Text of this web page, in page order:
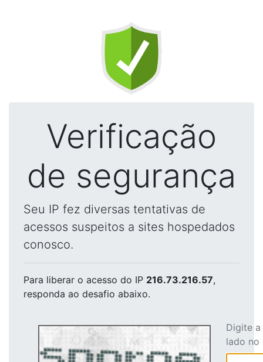
Verificação
de segurança
Seu IP fez diversas tentativas de
acessos suspeitos a sites hospedados
conosco.
Para liberar o acesso do IP 216.73.216.57,
responda ao desafio abaixo.
Digite
lado no